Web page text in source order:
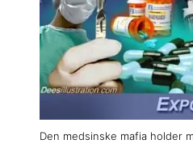
Den medsinske mafia holder